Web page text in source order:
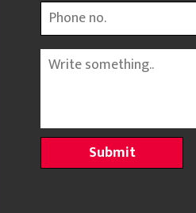
Phone
Message